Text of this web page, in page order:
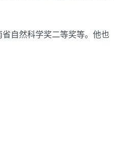
自然科学奖二等奖等。他也